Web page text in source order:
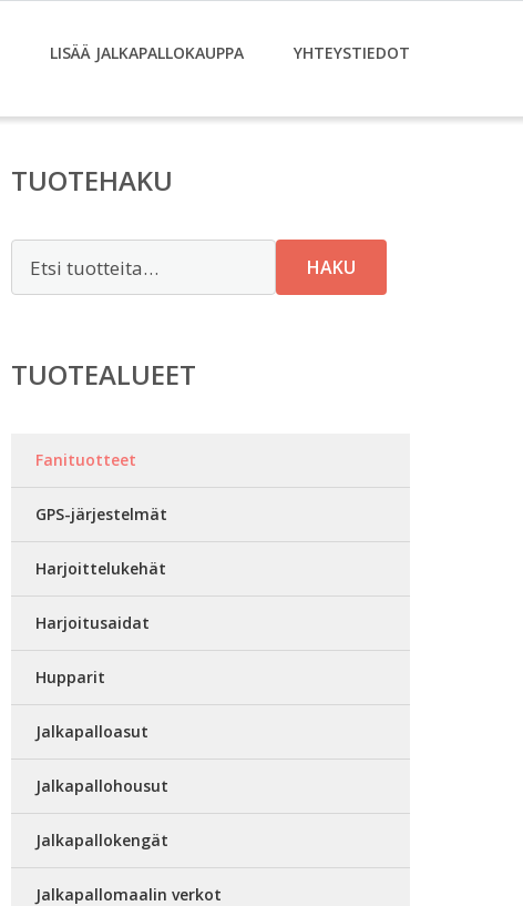
LISÄÄ JALKAPALLOKAUPPA YHTEYSTIEDOT
TUOTEHAKU
HAKU
TUOTEALUEET
Fanituotteet
GPS-järjestelmät
Harjoittelukehät
Harjoitusaidat
Hupparit
Jalkapalloasut
Jalkapallohousut
Jalkapallokengät
Jalkapallomaalin verkot